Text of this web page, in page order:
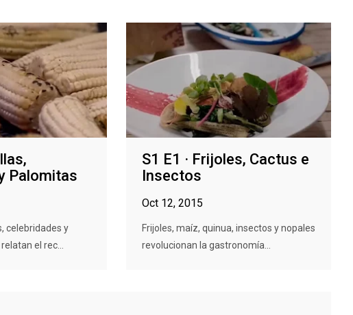
Palomitas
celebridades y
el rec...
S1 E1 · Frijoles, Cactus e
Insectos
Oct 12, 2015
Frijoles, maíz, quinua, insectos y nopales
revolucionan la gastronomía...